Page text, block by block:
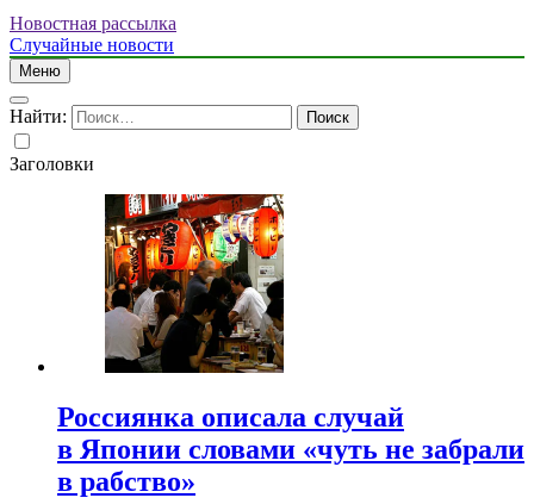
Новостная рассылка
Случайные новости
Меню
Найти:
Заголовки
Россиянка описала случай
в Японии словами «чуть не забрали
в рабство»